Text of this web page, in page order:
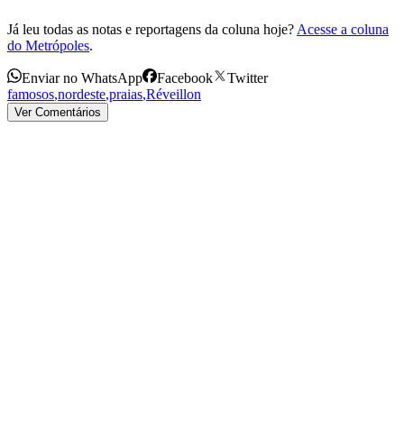
Já leu todas as notas e reportagens da coluna hoje? Acesse a coluna
do Metrópoles.
Enviar no WhatsApp Facebook
Twitter
famosos,nordeste,praias,Réveillon
Ver Comentários